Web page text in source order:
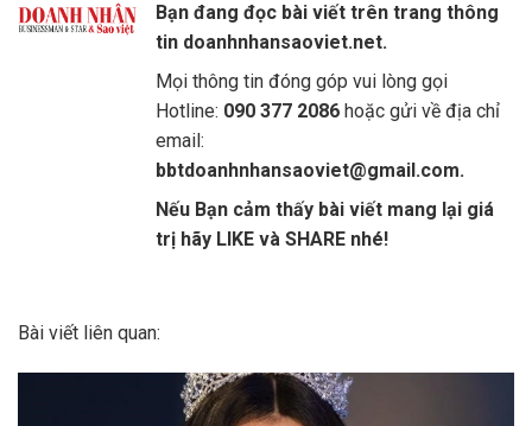
Bạn đang đọc bài viết trên trang thông
tin doanhnhansaoviet.net.
Mọi thông tin đóng góp vui lòng gọi
Hotline: 090 377 2086 hoặc gửi về địa chỉ
email:
bbtdoanhnhansaoviet@gmail.com.
Nếu Bạn cảm thấy bài viết mang lại giá
trị hãy LIKE và SHARE nhé!
Bài viết liên quan: